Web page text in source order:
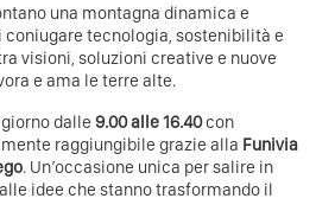
una montagna dinamica e
tecnologia, sostenibilità e
visioni, soluzioni creative e nuove
e ama le terre alte.
dalle 9.00 alle 16.40con
raggiungibile grazie alla Funivia
. Un’occasione unica per salire in
idee che stanno trasformando il